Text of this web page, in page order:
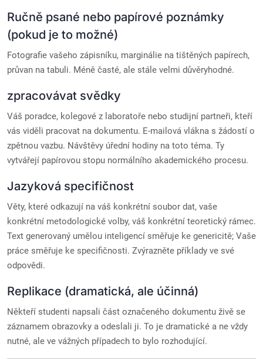
Ručně psané nebo papírové poznámky
(pokud je to možné)
Fotografie vašeho zápisníku, marginálie na tištěných papírech,
průvan na tabuli. Méně časté, ale stále velmi důvěryhodné.
zpracovávat svědky
Váš poradce, kolegové z laboratoře nebo studijní partneři, kteří
vás viděli pracovat na dokumentu. E-mailová vlákna s žádostí o
zpětnou vazbu. Návštěvy úřední hodiny na toto téma. Ty
vytvářejí papírovou stopu normálního akademického procesu.
Jazyková specifičnost
Věty, které odkazují na váš konkrétní soubor dat, vaše
konkrétní metodologické volby, váš konkrétní teoretický rámec.
Text generovaný umělou inteligencí směřuje ke genericitě; Vaše
práce směřuje ke specifičnosti. Zvýrazněte příklady ve své
odpovědi.
Replikace (dramatická, ale účinná)
Někteří studenti napsali část označeného dokumentu živě se
záznamem obrazovky a odeslali ji. To je dramatické a ne vždy
nutné, ale ve vážných případech to bylo rozhodující.